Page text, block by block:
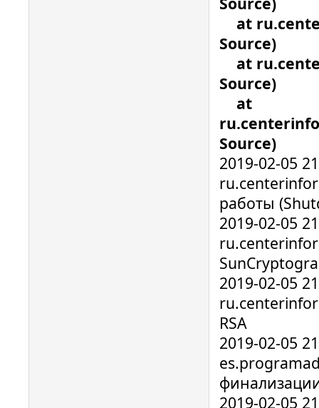
at
Source)
at
Source)
at
Source)
2019-02-05
работы
2019-02-05
2019-02-05
RSA
2019-02-05
2019-02-05